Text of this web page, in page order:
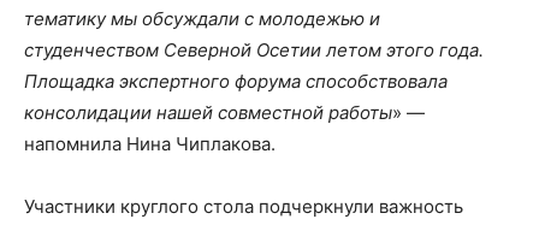
тематику мы обсуждали с молодежью и
студенчеством Северной Осетии летом этого года.
Площадка экспертного форума способствовала
консолидации нашей совместной работы» —
напомнила Нина Чиплакова.
Участники круглого стола подчеркнули важность